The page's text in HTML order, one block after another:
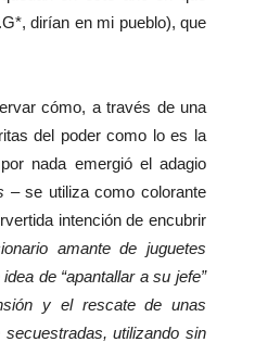
dirían en mi pueblo), que
cómo, a través de una
del poder como lo es la
nada emergió el adagio
–se utiliza como colorante
intención de encubrir
amante de juguetes
de “apantallar a su jefe”
y el rescate de unas
utilizando sin